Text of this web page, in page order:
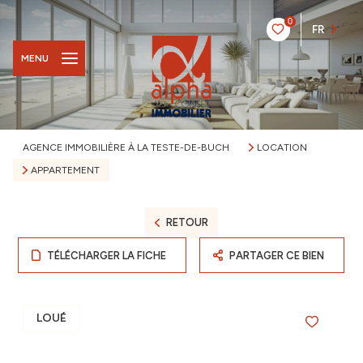
0
FR
MENU
AGENCE IMMOBILIÈRE À LA TESTE-DE-BUCH
LOCATION
APPARTEMENT
RETOUR
TÉLÉCHARGER LA FICHE PARTAGER CE BIEN
LOUÉ